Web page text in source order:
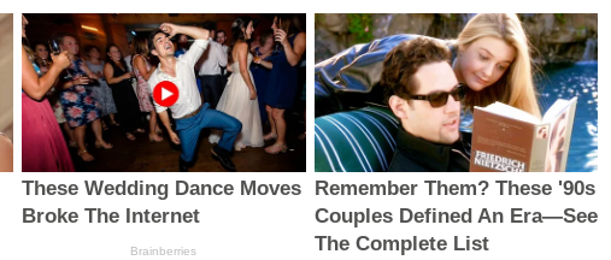
These Wedding Dance Moves
Broke The Internet
Brainberries
Remember Them? These '90s
Couples Defined An Era—See
The Complete List